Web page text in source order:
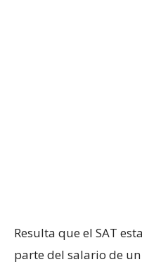
Resulta que el SAT
parte del salario de